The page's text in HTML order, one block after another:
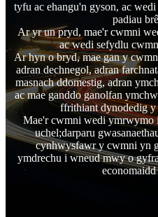
tyfu ac ehangu'n gyson, ac
padiau
Ar yr un pryd, mae'r cwmni
ac wedi sefydlu
Ar hyn o bryd, mae gan y
adran dechnegol, adran
masnach ddomestig, adran
ac mae ganddo ganolfan
ffrithiant dynodedig
Mae'r cwmni wedi ymrwymo
uchel;darparu
cynhwysfawr y cwmni yn
ymdrechu i wneud mwy o